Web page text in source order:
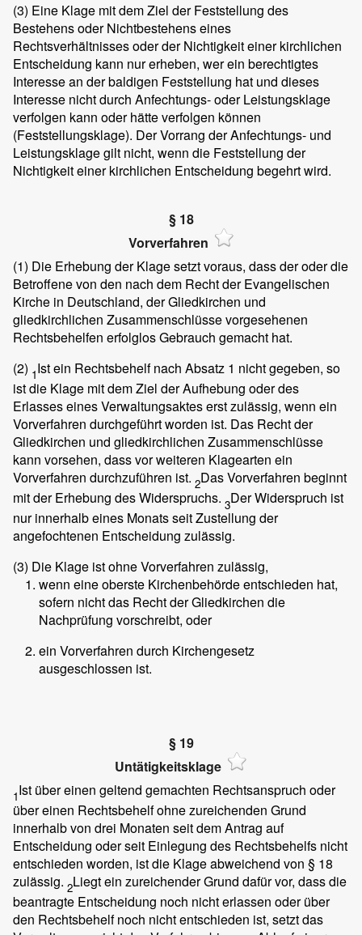
(3) Eine Klage mit dem Ziel der Feststellung des
Bestehens oder Nichtbestehens eines
Rechtsverhältnisses oder der Nichtigkeit einer kirchlichen
Entscheidung kann nur erheben, wer ein berechtigtes
Interesse an der baldigen Feststellung hat und dieses
Interesse nicht durch Anfechtungs- oder Leistungsklage
verfolgen kann oder hätte verfolgen können
(Feststellungsklage). Der Vorrang der Anfechtungs- und
Leistungsklage gilt nicht, wenn die Feststellung der
Nichtigkeit einer kirchlichen Entscheidung begehrt wird.
§ 18
Vorverfahren
(1) Die Erhebung der Klage setzt voraus, dass der oder die
Betroffene von den nach dem Recht der Evangelischen
Kirche in Deutschland, der Gliedkirchen und
gliedkirchlichen Zusammenschlüsse vorgesehenen
Rechtsbehelfen erfolglos Gebrauch gemacht hat.
(2) 1Ist ein Rechtsbehelf nach Absatz 1 nicht gegeben, so
ist die Klage mit dem Ziel der Aufhebung oder des
Erlasses eines Verwaltungsaktes erst zulässig, wenn ein
Vorverfahren durchgeführt worden ist. Das Recht der
Gliedkirchen und gliedkirchlichen Zusammenschlüsse
kann vorsehen, dass vor weiteren Klagearten ein
Vorverfahren durchzuführen ist. 2Das Vorverfahren beginnt
mit der Erhebung des Widerspruchs. 3Der Widerspruch ist
nur innerhalb eines Monats seit Zustellung der
angefochtenen Entscheidung zulässig.
(3) Die Klage ist ohne Vorverfahren zulässig,
wenn eine oberste Kirchenbehörde entschieden hat,
sofern nicht das Recht der Gliedkirchen die
Nachprüfung vorschreibt, oder
ein Vorverfahren durch Kirchengesetz
ausgeschlossen ist.
§ 19
Untätigkeitsklage
1Ist über einen geltend gemachten Rechtsanspruch oder
über einen Rechtsbehelf ohne zureichenden Grund
innerhalb von drei Monaten seit dem Antrag auf
Entscheidung oder seit Einlegung des Rechtsbehelfs nicht
entschieden worden, ist die Klage abweichend von § 18
zulässig. 2Liegt ein zureichender Grund dafür vor, dass die
beantragte Entscheidung noch nicht erlassen oder über
den Rechtsbehelf noch nicht entschieden ist, setzt das